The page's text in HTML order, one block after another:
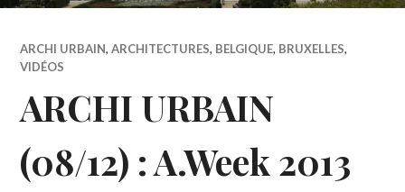
ARCHI URBAIN,ARCHITECTURES, BELGIQUE, BRUXELLES,
VIDÉOS
ARCHI URBAIN
(08/12) : A.Week 2013